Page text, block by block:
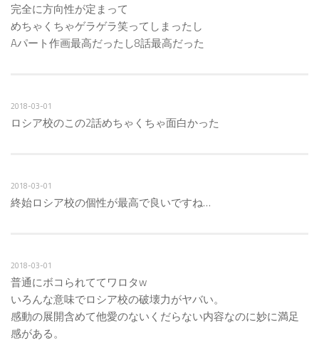
完全に方向性が定まって
めちゃくちゃゲラゲラ笑ってしまったし
Aパート作画最高だったし8話最高だった
2018-03-01
ロシア校のこの2話めちゃくちゃ面白かった
2018-03-01
終始ロシア校の個性が最高で良いですね…
2018-03-01
普通にボコられててワロタw
いろんな意味でロシア校の破壊力がヤバい。
感動の展開含めて他愛のないくだらない内容なのに妙に満足
感がある。